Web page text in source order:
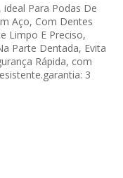
Para Podas De
Aço, Com Dentes
Limpo E Preciso,
Parte Dentada, Evita
Rápida, com
3